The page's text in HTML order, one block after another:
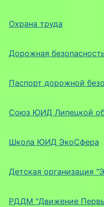
Охрана труда
Дорожная
Паспорт дорожной
Союз ЮИД Липецкой
Школа ЮИД ЭкоСфера
Детская организация
РДДМ "Движение